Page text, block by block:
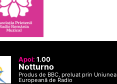
Apoi: 1.00
Notturno
Produs de BBC, preluat prin Uniunea
Europeană de Radio